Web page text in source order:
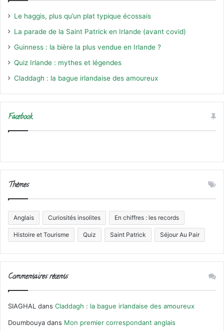
Le haggis, plus qu’un plat typique écossais
La parade de la Saint Patrick en Irlande (avant covid)
Guinness : la bière la plus vendue en Irlande ?
Quiz Irlande : mythes et légendes
Claddagh : la bague irlandaise des amoureux
Facebook
Thèmes
Anglais Curiosités insolites En chiffres : les records
Histoire et Tourisme Quiz Saint Patrick Séjour Au Pair
Commentaires récents
SIAGHAL dans Claddagh : la bague irlandaise des amoureux
Doumbouya dans Mon premier correspondant anglais